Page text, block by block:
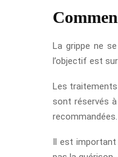
La grippe ne
l’objectif est
Les traitements
sont réservés
recommandées.
Il est important